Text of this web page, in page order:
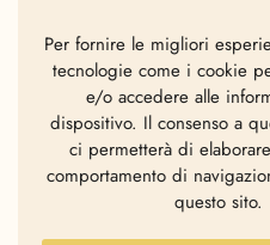
HOME CHI SIAMO
Per fornire le migliori
tecnologie come i cookie
e/o accedere alle
dispositivo. Il consenso a
ci permetterà di
comportamento di
questo sito.